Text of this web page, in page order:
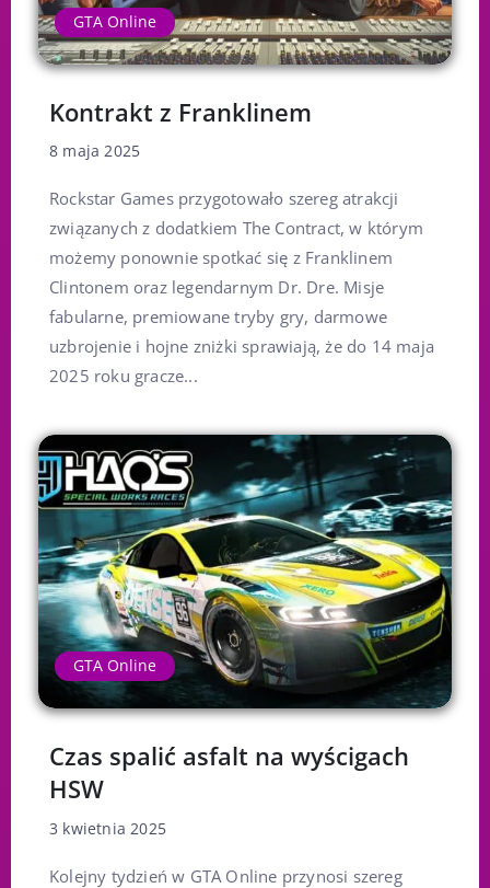
GTA Online
Kontrakt z Franklinem
8 maja 2025
Rockstar Games przygotowało szereg atrakcji
związanych z dodatkiem The Contract, w którym
możemy ponownie spotkać się z Franklinem
Clintonem oraz legendarnym Dr. Dre. Misje
fabularne, premiowane tryby gry, darmowe
uzbrojenie i hojne zniżki sprawiają, że do 14 maja
2025 roku gracze...
GTA Online
Czas spalić asfalt na wyścigach
HSW
3 kwietnia 2025
Kolejny tydzień w GTA Online przynosi szereg